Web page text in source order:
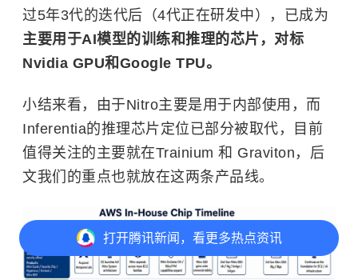
过5年3代的迭代后（4代正在研发中），已成为
主要用于AI模型的训练和推理的芯片，对标
Nvidia GPU和Google TPU。
小结来看，由于Nitro主要是用于内部使用，而
Inferentia的推理芯片定位已部分被取代，目前
值得关注的主要就在Trainium 和 Graviton，后
文我们的重点也就放在这两条产品线。
打开腾讯新闻，看更多热点资讯